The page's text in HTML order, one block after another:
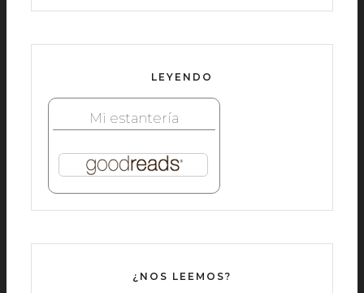
LEYENDO
Mi estantería
¿NOS LEEMOS?